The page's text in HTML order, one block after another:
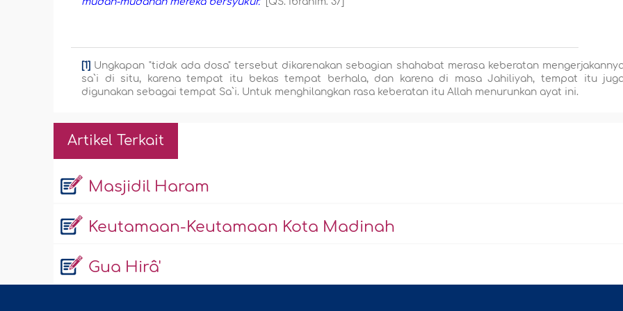
[1] Ungkapan "tidak ada dosa" tersebut dikarenakan sebagian s hahabat merasa keberatan
sa`i di situ, karena tempat itu bekas tempat berhala, dan karena di masa Jahiliyah, tempat itu
digunakan sebagai tempat Sa`i. Untuk menghilangkan rasa keberatan itu Allah menurunkan ayat ini.
Artikel Terkait
Masjidil Haram
Keutamaan-Keutamaan Kota Madinah
Gua Hirâ'